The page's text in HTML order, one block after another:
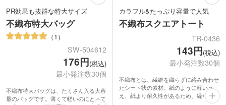
PR効果も抜群な特大サイズ
不織布特大バッグ
1
SW-504612
176円(税込)
最小発注数30個
不織布特大バッグは、たくさん入る大容
量のバッグです。薄くて軽いのにとって
カラフル&たっぷり容量で人気
不織布スクエアトート
TR-0436
143円(税込)
最小発注数30個
不織布とは、繊維を織らずに絡み合わせ
たシート状の素材。紙のように軽いう
え、紙より耐久性があるため、繰り返し
使えるエコ素材として人気です。不織布